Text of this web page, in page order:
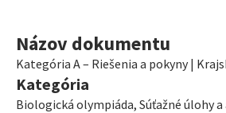
Názov dokumentu
Kategória A – Riešenia a pokyny |
Kategória
Biologická olympiáda, Súťažné úlohy